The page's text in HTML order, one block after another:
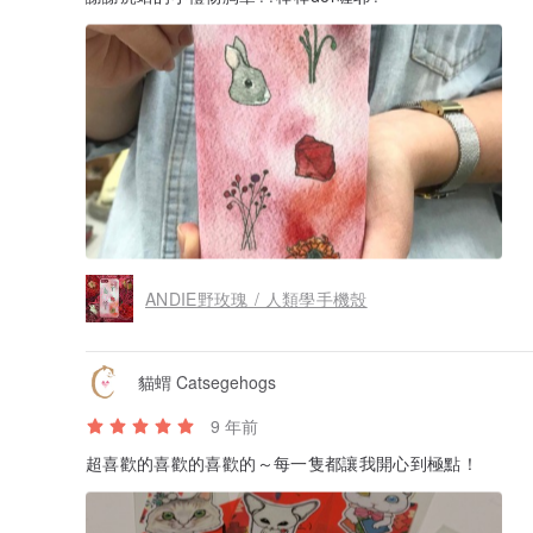
ANDIE野玫瑰 / 人類學手機殼
貓蝟 Catsegehogs
9 年前
超喜歡的喜歡的喜歡的～每一隻都讓我開心到極點！